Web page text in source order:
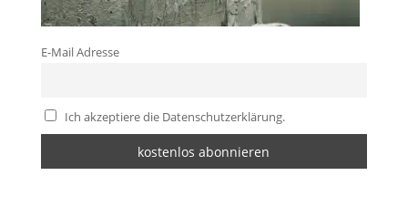
E-Mail Adresse
Ich akzeptiere die Datenschutzerklärung.